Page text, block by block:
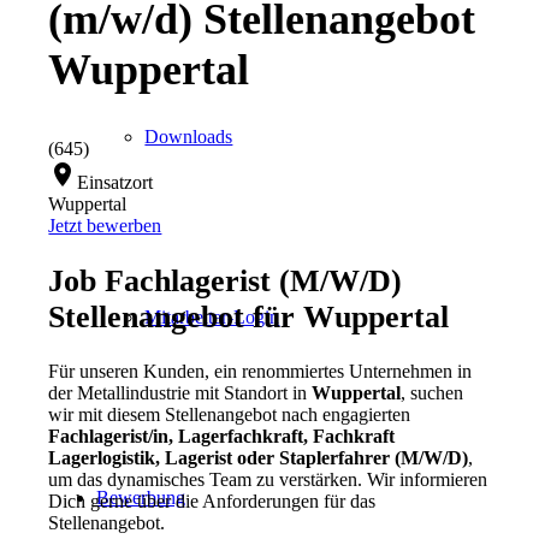
Downloads
Mitarbeiter-Login
Bewerbung
(m/w/d) Stellenangebot
Wuppertal
(645)
location_onEinsatzort
Wuppertal
Jetzt bewerben
Job Fachlagerist (M/W/D)
Stellenangebot für Wuppertal
Für unseren Kunden, ein renommiertes Unternehmen in
der Metallindustrie mit Standort inWuppertal, suchen
wir mit diesem Stellenangebot nach engagierten
Fachlagerist/in, Lagerfachkraft, Fachkraft
Lagerlogistik, Lagerist oder Staplerfahrer(M/W/D),
um das dynamisches Team zu verstärken. Wir informieren
Dich gerne über die Anforderungen für das
Stellenangebot.